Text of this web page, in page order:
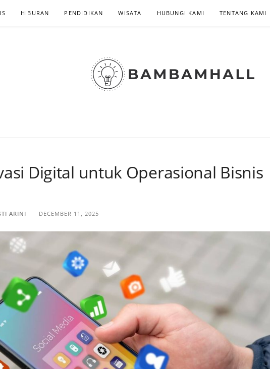
HIBURAN PENDIDIKAN WISATA HUBUNGI KAMI TENTANG KAMI
Digital untuk Operasional Bisnis
ARINI DECEMBER 11, 2025